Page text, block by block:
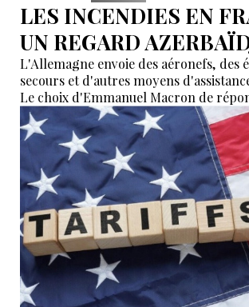
LES INCENDIES EN
UN REGARD
L'Allemagne envoie des aéronefs, des
secours et d'autres moyens
Le choix d'Emmanuel Macron de
allemand a eu une portée symbolique.